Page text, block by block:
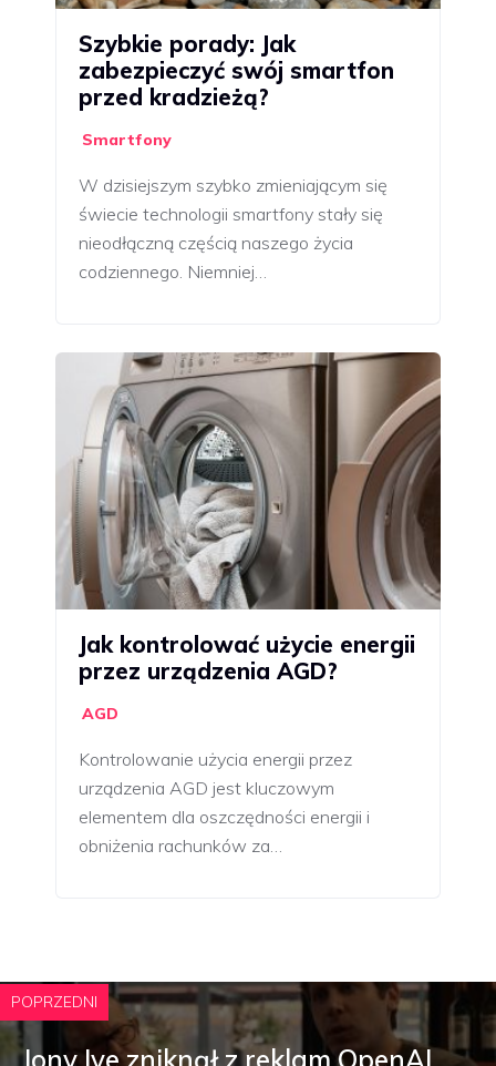
Szybkie porady: Jak
zabezpieczyć swój smartfon
przed kradzieżą?
Smartfony
W dzisiejszym szybko zmieniającym się
świecie technologii smartfony stały się
nieodłączną częścią naszego życia
codziennego. Niemniej…
Jak kontrolować użycie energii
przez urządzenia AGD?
AGD
Kontrolowanie użycia energii przez
urządzenia AGD jest kluczowym
elementem dla oszczędności energii i
obniżenia rachunków za…
POPRZEDNI
Jony Ive zniknął z reklam OpenAI.